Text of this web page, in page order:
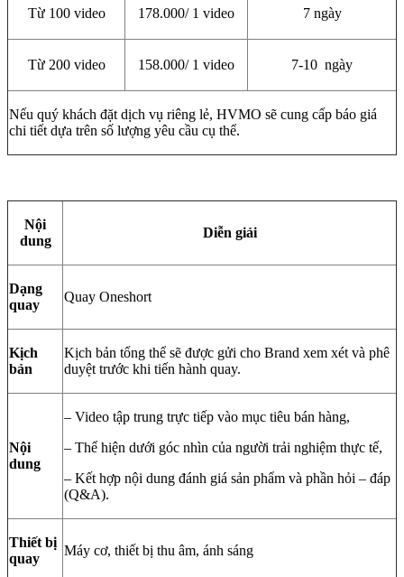
Từ 100 video 178.000/ 1 video 7 ngày
Từ 200 video 158.000/ 1 video 7-10 ngày
Nếu quý khách đặt dịch vụ riêng lẻ, HVMO sẽ cung cấp báo giá
chi tiết dựa trên số lượng yêu cầu cụ thể.
Nội
dung
Diễn giải
Dạng
quay
Quay Oneshort
Kịch
bản
Kịch bản tổng thể sẽ được gửi cho Brand xem xét và phê
duyệt trước khi tiến hành quay.
Nội
dung
– Video tập trung trực tiếp vào mục tiêu bán hàng,
– Thể hiện dưới góc nhìn của người trải nghiệm thực tế,
– Kết hợp nội dung đánh giá sản phẩm và phần hỏi – đáp
(Q&A).
Thiết bị
quay
Máy cơ, thiết bị thu âm, ánh sáng